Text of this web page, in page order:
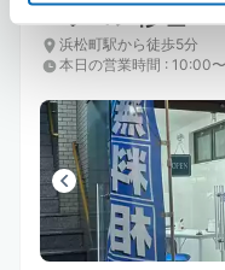
パソコン修理
浜松町駅から徒歩5分
本日の営業時間 : 10:00